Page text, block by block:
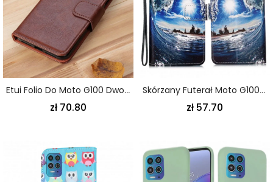
Etui Folio Do Moto G100 Dwoina Skóra Nappa
zł 70.80
Skórzany Futerał Moto G100 Etui Na Telefon Kocham Falę
zł 57.70